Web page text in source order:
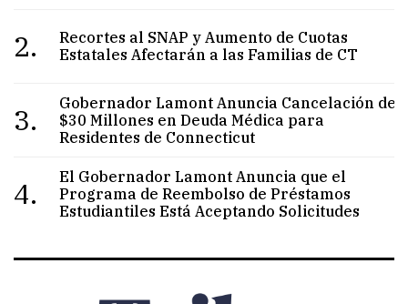
2.
Recortes al SNAP y Aumento de Cuotas
Estatales Afectarán a las Familias de CT
3.
Gobernador Lamont Anuncia Cancelación de
$30 Millones en Deuda Médica para
Residentes de Connecticut
4.
El Gobernador Lamont Anuncia que el
Programa de Reembolso de Préstamos
Estudiantiles Está Aceptando Solicitudes